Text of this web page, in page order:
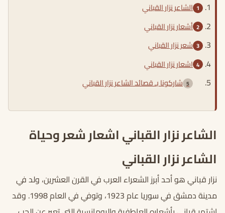
الشاعر نزار القباني
أشعار نزار القباني
شعر نزار القباني
اشعار نزار القباني
شاركونا بـ قصائد الشاعر نزار القباني
الشاعر نزار القباني اشعار شعر وحياة
الشاعر نزار القباني
نزار قباني هو أحد أبرز الشعراء العرب في القرن العشرين، ولد في
مدينة دمشق في سوريا عام 1923، وتوفي في العام 1998. وقد